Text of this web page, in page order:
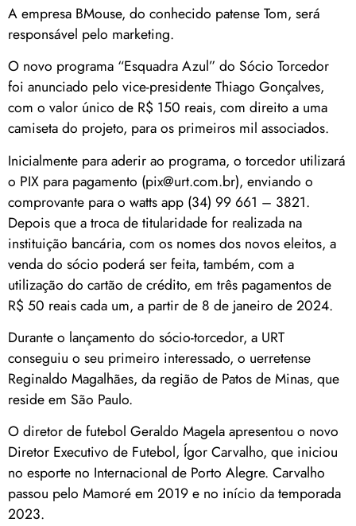
A empresa BMouse, do conhecido patense Tom, será
responsável pelo marketing.
O novo programa “Esquadra Azul” do Sócio Torcedor
foi anunciado pelo vice-presidente Thiago Gonçalves,
com o valor único de R$ 150 reais, com direito a uma
camiseta do projeto, para os primeiros mil associados.
Inicialmente para aderir ao programa, o torcedor utilizará
o PIX para pagamento (pix@urt.com.br), enviando o
comprovante para o watts app (34) 99 661 – 3821.
Depois que a troca de titularidade for realizada na
instituição bancária, com os nomes dos novos eleitos, a
venda do sócio poderá ser feita, também, com a
utilização do cartão de crédito, em três pagamentos de
R$ 50 reais cada um, a partir de 8 de janeiro de 2024.
Durante o lançamento do sócio-torcedor, a URT
conseguiu o seu primeiro interessado, o uerretense
Reginaldo Magalhães, da região de Patos de Minas, que
reside em São Paulo.
O diretor de futebol Geraldo Magela apresentou o novo
Diretor Executivo de Futebol, Ígor Carvalho, que iniciou
no esporte no Internacional de Porto Alegre. Carvalho
passou pelo Mamoré em 2019 e no início da temporada
2023.